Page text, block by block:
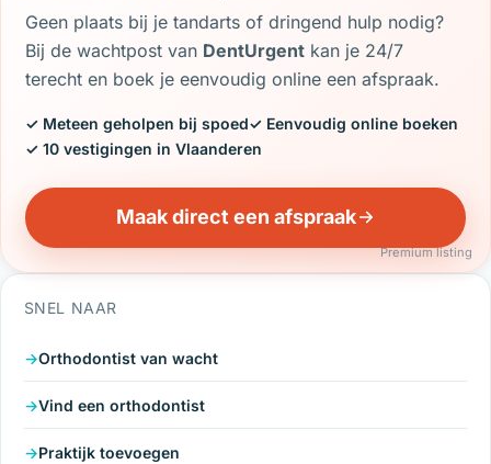
Geen plaats bij je tandarts of dringend hulp nodig?
Bij de wachtpost van DentUrgent kan je 24/7
terecht en boek je eenvoudig online een afspraak.
✓ Meteen geholpen bij spoed✓ Eenvoudig online boeken
✓ 10 vestigingen in Vlaanderen
Maak direct een afspraak
Premium listing
SNEL NAAR
Orthodontist van wacht
Vind een orthodontist
Praktijk toevoegen